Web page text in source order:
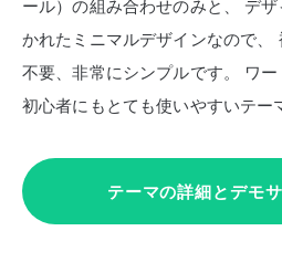
ール）の組み合わせのみと、
デ
かれたミニマルデザインなので、
不要、非常にシンプルです。
ワ
初心者にもとても使いやすいテー
テーマの詳細とデモ